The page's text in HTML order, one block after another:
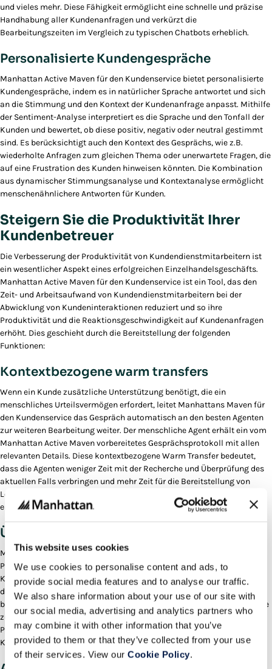
This website uses cookies
We use cookies to personalise content and ads, to
provide social media features and to analyse our traffic.
We also share information about your use of our site with
our social media, advertising and analytics partners who
may combine it with other information that you’ve
provided to them or that they’ve collected from your use
of their services. View our Cookie Policy.
und vieles mehr. Diese Fähigkeit ermöglicht eine schnelle und präzise
Handhabung aller Kundenanfragen und verkürzt die
Bearbeitungszeiten im Vergleich zu typischen Chatbots erheblich.
Personalisierte Kundengespräche
Manhattan Active Maven für den Kundenservice bietet personalisierte
Kundengespräche, indem es in natürlicher Sprache antwortet und sich
an die Stimmung und den Kontext der Kundenanfrage anpasst. Mithilfe
der Sentiment-Analyse interpretiert es die Sprache und den Tonfall der
Kunden und bewertet, ob diese positiv, negativ oder neutral gestimmt
sind. Es berücksichtigt auch den Kontext des Gesprächs, wie z.B.
wiederholte Anfragen zum gleichen Thema oder unerwartete Fragen, die
auf eine Frustration des Kunden hinweisen könnten. Die Kombination
aus dynamischer Stimmungsanalyse und Kontextanalyse ermöglicht
menschenähnlichere Antworten für Kunden.
Steigern Sie die Produktivität Ihrer
Kundenbetreuer
Die Verbesserung der Produktivität von Kundendienstmitarbeitern ist
ein wesentlicher Aspekt eines erfolgreichen Einzelhandelsgeschäfts.
Manhattan Active Maven für den Kundenservice ist ein Tool, das den
Zeit- und Arbeitsaufwand von Kundendienstmitarbeitern bei der
Abwicklung von Kundeninteraktionen reduziert und so ihre
Produktivität und die Reaktionsgeschwindigkeit auf Kundenanfragen
erhöht. Dies geschieht durch die Bereitstellung der folgenden
Funktionen:
Kontextbezogene warm transfers
Wenn ein Kunde zusätzliche Unterstützung benötigt, die ein
menschliches Urteilsvermögen erfordert, leitet Manhattans Maven für
den Kundenservice das Gespräch automatisch an den besten Agenten
zur weiteren Bearbeitung weiter. Der menschliche Agent erhält ein vom
Manhattan Active Maven vorbereitetes Gesprächsprotokoll mit allen
relevanten Details. Diese kontextbezogene Warm Transfer bedeutet,
dass die Agenten weniger Zeit mit der Recherche und Überprüfung des
aktuellen Falls verbringen und mehr Zeit für die Bereitstellung von
Lösungen aufwenden, was die Effizienz und Kundenzufriedenheit
erhöht.
Übersicht über die Gesprächshistorie
Manhattan Active Maven für den Kundenservice verbessert auch die
Produktivität und Leistung der Agenten, indem es zurückliegende
Kundengespräche und Vorgänge übersichtlich zusammenfasst. Durch
den schnellen Zugriff auf alle früheren Interaktionen mit dem Kunden
benötigen die Agenten weniger Zeit, um die Kundeninteraktionshistorie
zu sichten und zu überprüfen. Sie können sich schneller um das
Problem des Kunden kümmern und so die Bearbeitungszeit für
Kundeninteraktionen verkürzen.